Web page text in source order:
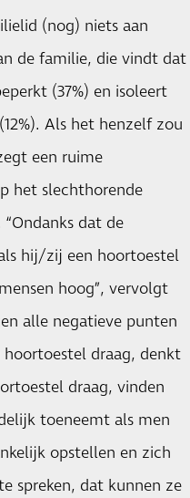
(nog) niets aan
de familie, die vindt dat
(37%) en isoleert
Als het henzelf zou
een ruime
het slechthorende
dat de
hij/zij een hoortoestel
hoog”, vervolgt
alle negatieve punten
hoortoestel draag, denkt
draag, vinden
toeneemt als men
opstellen en zich
spreken, dat kunnen ze